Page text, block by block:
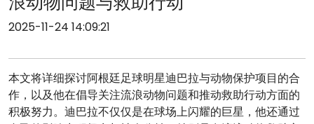
2025-11-24 14:09:21
本文将详细探讨阿根廷足球明星迪巴拉与动物保护项目的合
作，以及他在倡导关注流浪动物问题和推动救助行动方面的
积极努力。迪巴拉不仅仅是在球场上闪耀的巨星，他还通过